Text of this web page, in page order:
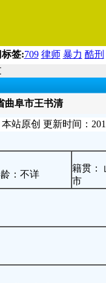
签:709 律师 暴力 酷刑
曲阜市王书清
站原创 更新时间：
：不详
籍贯：
市